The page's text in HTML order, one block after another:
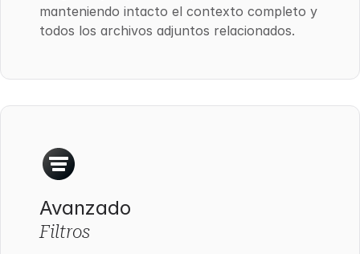
manteniendo intacto el contexto completo y
todos los archivos adjuntos relacionados.
Avanzado
Filtros